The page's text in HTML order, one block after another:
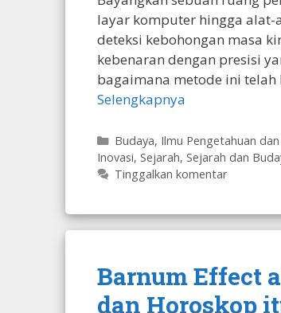
layar komputer hingga
deteksi kebohongan masa
kebenaran dengan presisi
bagaimana metode ini
Selengkapnya
Kategori
Budaya, Ilmu Pengetahuan
Inovasi, Sejarah, Sejarah dan
Tinggalkan komentar
Barnum Effect
dan Horoskop